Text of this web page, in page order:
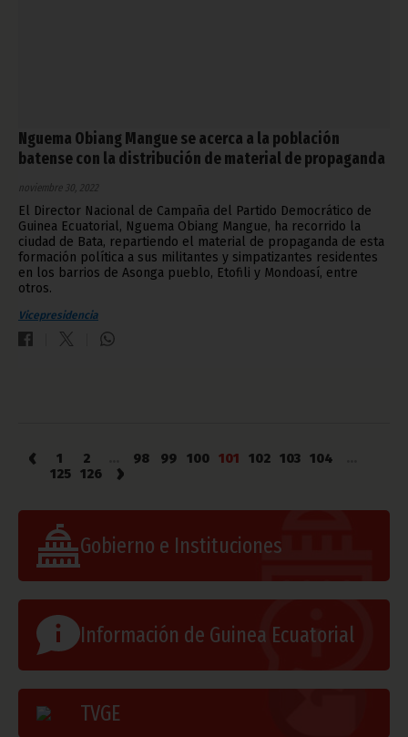
Nguema Obiang Mangue se acerca a la población
batense con la distribución de material de propaganda
noviembre 30, 2022
El Director Nacional de Campaña del Partido Democrático de
Guinea Ecuatorial, Nguema Obiang Mangue, ha recorrido la
ciudad de Bata, repartiendo el material de propaganda de esta
formación política a sus militantes y simpatizantes residentes
en los barrios de Asonga pueblo, Etofili y Mondoasí, entre
otros.
Vicepresidencia
‹ 1 2 98 99 100 101 102 103 104
125 126 ›
Gobierno e Instituciones
Información de Guinea Ecuatorial
TVGE